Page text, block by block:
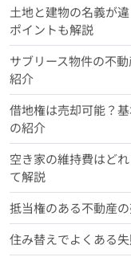
土地と建物の名義が
ポイントも解説
サブリース物件の不
紹介
借地権は売却可能？
の紹介
空き家の維持費はど
て解説
抵当権のある不動産
住み替えでよくある